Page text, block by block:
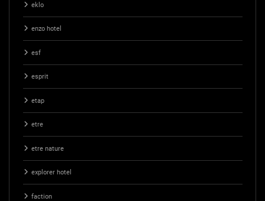
eklo
enzo hotel
esf
esprit
etap
etre
etre nature
explorer hotel
faction